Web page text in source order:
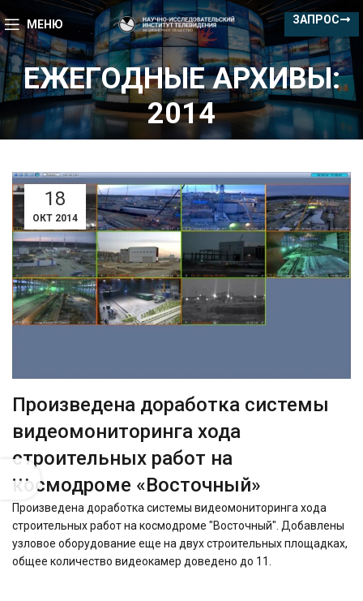
МЕНЮ ЗАПРОС
ЕЖЕГОДНЫЕ АРХИВЫ:
2014
18
ОКТ 2014
Произведена доработка системы
видеомониторинга хода
строительных работ на
космодроме «Восточный»
Произведена доработка системы видеомониторинга хода
строительных работ на космодроме "Восточный". Добавлены
узловое оборудование еще на двух строительных площадках,
общее количество видеокамер доведено до 11.